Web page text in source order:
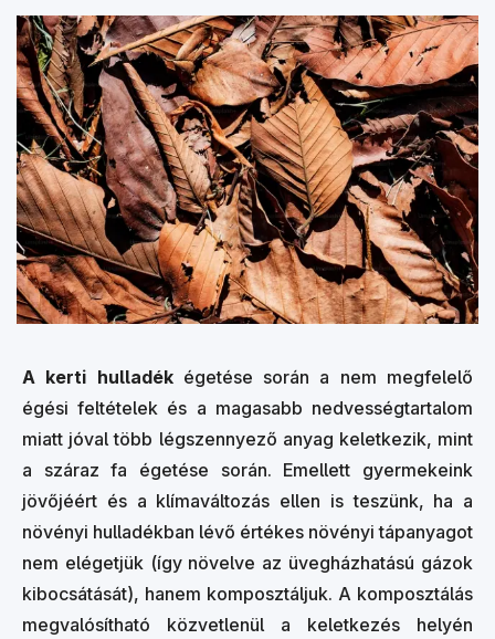
A kerti hulladékégetése során a nem megfelelő
égési feltételek és a magasabb nedvességtartalom
miatt jóval több légszennyező anyag keletkezik, mint
a száraz fa égetése során. Emellett gyermekeink
jövőjéért és a klímaváltozás ellen is teszünk, ha a
növényi hulladékban lévő értékes növényi tápanyagot
nem elégetjük (így növelve az üvegházhatású gázok
kibocsátását), hanem komposztáljuk. A komposztálás
megvalósítható közvetlenül a keletkezés helyén